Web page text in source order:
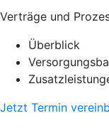
Verträge und
Überblick
Jetzt Termin